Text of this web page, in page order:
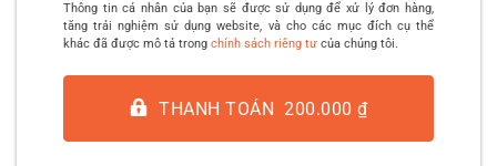
Thông tin cá nhân của bạn sẽ được sử dụng để xử lý đơn hàng,
tăng trải nghiệm sử dụng website, và cho các mục đích cụ thể
khác đã được mô tả trong chính sách riêng tư của chúng tôi.
THANH TOÁN 200.000 ₫